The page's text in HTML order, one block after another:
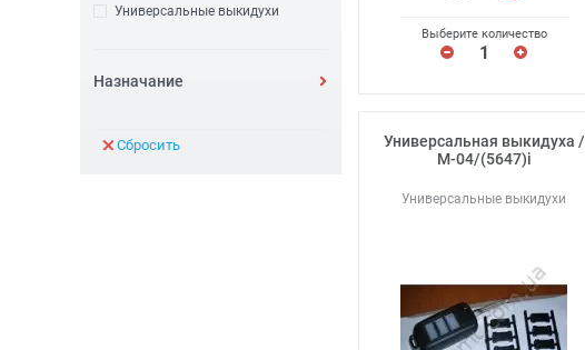
Универсальные выкидухи
Назначание
Сбросить
Выберите количество
Универсальная выкидуха /
М-04/(5647)i
Универсальные выкидухи